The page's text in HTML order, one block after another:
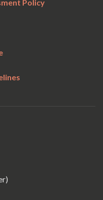
Policy